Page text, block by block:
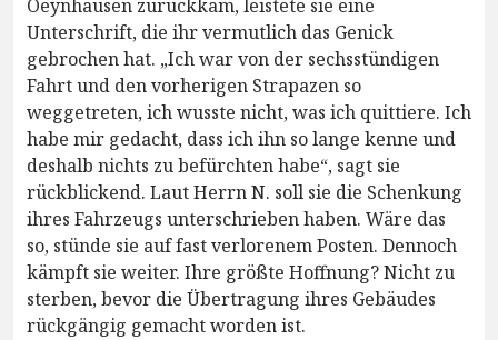
Oeynhausen zurückkam, leistete sie eine
Unterschrift, die ihr vermutlich das Genick
gebrochen hat. „Ich war von der sechsstündigen
Fahrt und den vorherigen Strapazen so
weggetreten, ich wusste nicht, was ich quittiere. Ich
habe mir gedacht, dass ich ihn so lange kenne und
deshalb nichts zu befürchten habe“, sagt sie
rückblickend. Laut Herrn N. soll sie die Schenkung
ihres Fahrzeugs unterschrieben haben. Wäre das
so, stünde sie auf fast verlorenem Posten. Dennoch
kämpft sie weiter. Ihre größte Hoffnung? Nicht zu
sterben, bevor die Übertragung ihres Gebäudes
rückgängig gemacht worden ist.